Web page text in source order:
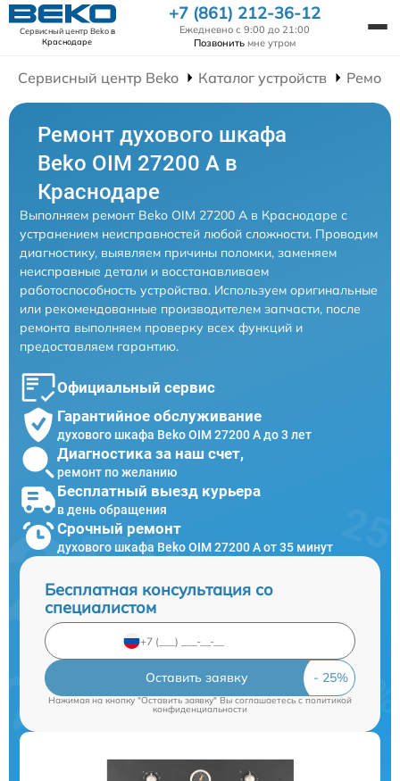
Сервисный центр Bekoв
Краснодаре
+7 (861) 212-36-12
Ежедневно с 9:00 до 21:00
Позвонить мне утром
Сервисный центр Beko Каталог устройств
Ремонт духового шкафа
Beko OIM 27200 A в
Краснодаре
Выполняем ремонт Beko OIM 27200 A в Краснодаре с
устранением неисправностей любой сложности. Проводим
диагностику, выявляем причины поломки, заменяем
неисправные детали и восстанавливаем
работоспособность устройства. Используем оригинальные
или рекомендованные производителем запчасти, после
ремонта выполняем проверку всех функций и
предоставляем гарантию.
Официальный сервис
Гарантийное обслуживание
духового шкафа Beko OIM 27200 A до 3 лет
Диагностика за наш счет,
ремонт по желанию
Бесплатный выезд курьера
в день обращения
Срочный ремонт
духового шкафа Beko OIM 27200 A от 35 минут
Бесплатная консультация со
специалистом
Оставить заявку
Нажимая на кнопку "Оставить заявку" Вы соглашаетесь cполитикой
конфиденциальности